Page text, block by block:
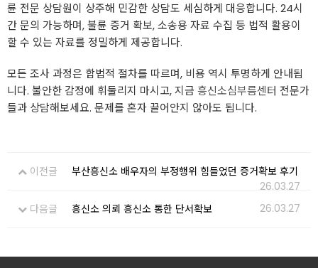
륜 전문 상담원이 상주해 민감한 상담도 세심하게 대응합니다. 24시
간 문의 가능하며, 불륜 증거 확보, 소송용 자료 수집 등 법적 활용이
할 수 있는 자료를 정밀하게 제공합니다.
모든 조사 과정은 합법적 절차를 따르며, 비용 역시 투명하게 안내됩
니다. 불안한 감정에 휘둘리지 마시고, 지금 흥신소심부름센터 전문가
들과 상담해보세요. 문제를 혼자 끌어안지 않아도 됩니다.
이전글
부산흥신소 배우자의 부정행위 힘들었던 증거확보 후기
26.03.27
다음글
흥신소 의뢰 흥신소 통한 단서확보 26.03.27